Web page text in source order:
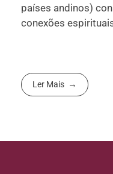
países andinos)
conexões
Ler Mais